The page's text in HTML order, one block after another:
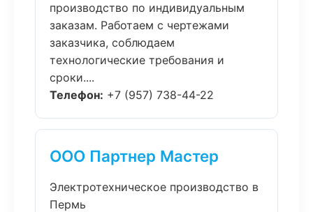
производство по индивидуальным
заказам. Работаем с чертежами
заказчика, соблюдаем
технологические требования и
сроки....
Телефон: +7 (957) 738-44-22
ООО Партнер Мастер
Электротехническое производство в
Пермь